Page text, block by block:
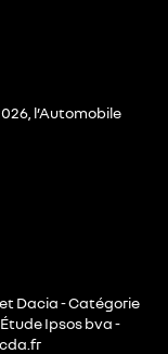
l’Automobile
Dacia - Catégorie
Ipsos bva -